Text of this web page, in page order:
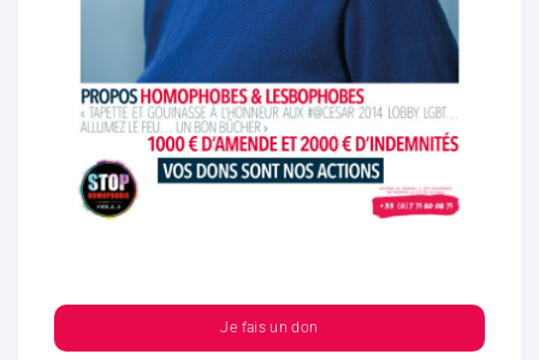
Je fais un don